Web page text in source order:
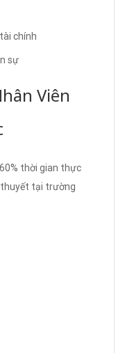
chính
sự
Viên
thời gian thực
thuyết tại trường